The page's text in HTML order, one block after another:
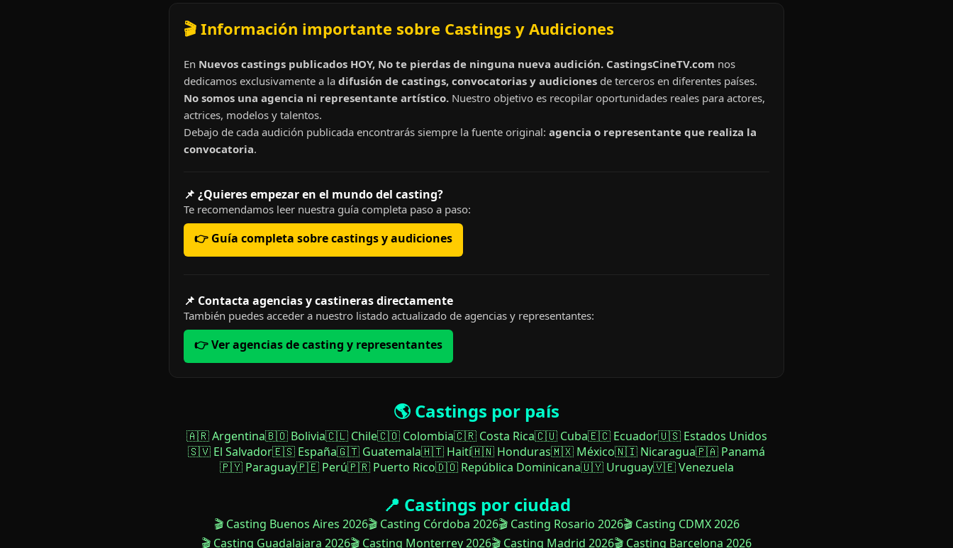
🎬 Información importante sobre Castings y Audiciones
En Nuevos castings publicados HOY, No te pierdas de ninguna nueva audición. CastingsCineTV.com nos
dedicamos exclusivamente a la difusión de castings, convocatorias y audiciones de terceros en diferentes países.
No somos una agencia ni representante artístico. Nuestro objetivo es recopilar oportunidades reales para actores,
actrices, modelos y talentos.
Debajo de cada audición publicada encontrarás siempre la fuente original: agencia o representante que realiza la
convocatoria.
📌 ¿Quieres empezar en el mundo del casting?
Te recomendamos leer nuestra guía completa paso a paso:
👉 Guía completa sobre castings y audiciones
📌 Contacta agencias y castineras directamente
También puedes acceder a nuestro listado actualizado de agencias y representantes:
👉 Ver agencias de casting y representantes
🌎 Castings por país
🇦🇷 Argentina🇧🇴 Bolivia🇨🇱 Chile🇨🇴 Colombia🇨🇷 Costa Rica🇨🇺 Cuba🇪🇨 Ecuador🇺🇸 Estados Unidos
🇸🇻 El Salvador🇪🇸 España🇬🇹 Guatemala🇭🇹 Haití🇭🇳 Honduras🇲🇽 México🇳🇮 Nicaragua🇵🇦 Panamá
🇵🇾 Paraguay🇵🇪 Perú🇵🇷 Puerto Rico🇩🇴 República Dominicana🇺🇾 Uruguay🇻🇪 Venezuela
📍 Castings por ciudad
🎬 Casting Buenos Aires 2026🎬 Casting Córdoba 2026🎬 Casting Rosario 2026🎬 Casting CDMX 2026
🎬 Casting Guadalajara 2026🎬 Casting Monterrey 2026🎬 Casting Madrid 2026🎬 Casting Barcelona 2026